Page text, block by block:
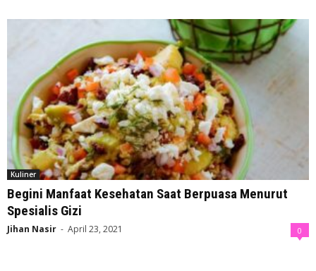
Kuliner
Begini Manfaat Kesehatan Saat Berpuasa Menurut
Spesialis Gizi
Jihan Nasir - April 23, 2021 0